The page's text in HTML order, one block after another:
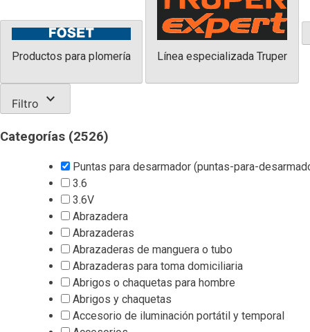
Productos para plomería Línea especializada Truper
Filtro expand_more
Categorías (2526)
Puntas para desarmador (puntas-para-
3.6
3.6V
Abrazadera
Abrazaderas
Abrazaderas de manguera o tubo
Abrazaderas para toma domiciliaria
Abrigos o chaquetas para hombre
Abrigos y chaquetas
Accesorio de iluminación portátil y temporal